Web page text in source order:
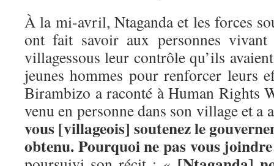
À la mi-avril, Ntaganda et les forces
ont fait savoir aux personnes
villagessous leur contrôle qu’ils
jeunes hommes pour renforcer leurs
Birambizo a raconté à Human Rights
venu en personne dans son village et a
vous [villageois] soutenez le
obtenu. Pourquoi ne pas vous